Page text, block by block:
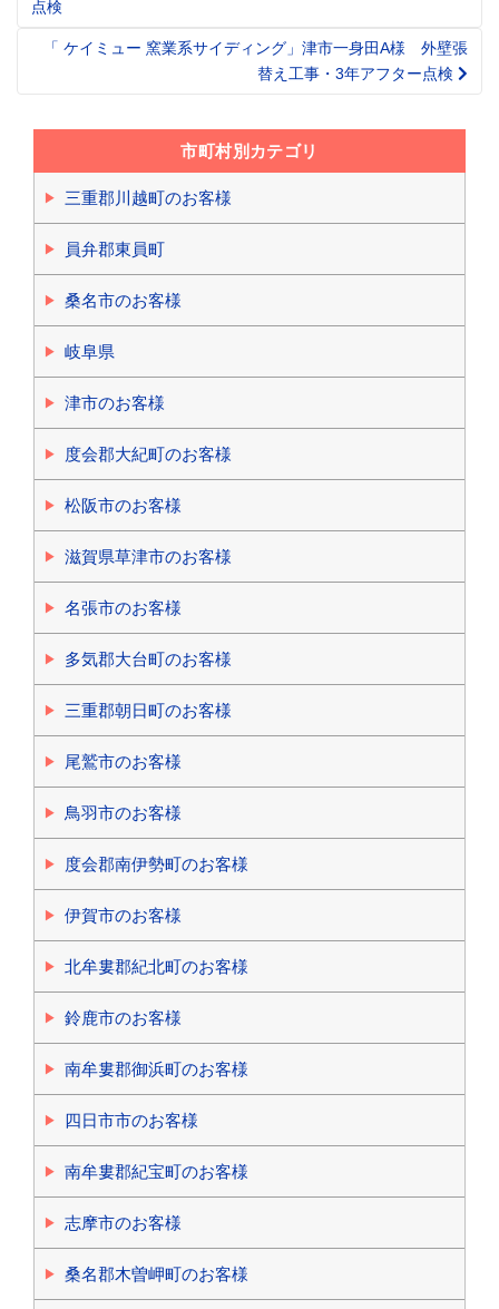
navigation
点検
「 ケイミュー 窯業系サイディング」津市一身田A様 外壁張
替え工事・3年アフター点検
市町村別カテゴリ
三重郡川越町のお客様
員弁郡東員町
桑名市のお客様
岐阜県
津市のお客様
度会郡大紀町のお客様
松阪市のお客様
滋賀県草津市のお客様
名張市のお客様
多気郡大台町のお客様
三重郡朝日町のお客様
尾鷲市のお客様
鳥羽市のお客様
度会郡南伊勢町のお客様
伊賀市のお客様
北牟婁郡紀北町のお客様
鈴鹿市のお客様
南牟婁郡御浜町のお客様
四日市市のお客様
南牟婁郡紀宝町のお客様
志摩市のお客様
桑名郡木曽岬町のお客様